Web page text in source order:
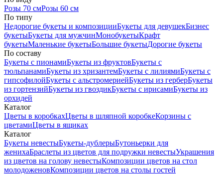
Розы 70 смРозы 60 см
По типу
Недорогие букеты и композицииБукеты для девушекБизнес
букетыБукеты для мужчинМонобукетыКрафт
букетыМаленькие букетыБольшие букетыДорогие букеты
По составу
Букеты с пионамиБукеты из фруктовБукеты с
тюльпанамиБукеты из хризантемБукеты с лилиямиБукеты с
гипсофилойБукеты с альстромериейБукеты из герберБукеты
из гортензийБукеты из гвоздикБукеты с ирисамиБукеты из
орхидей
Каталог
Цветы в коробкахЦветы в шляпной коробкеКорзины с
цветамиЦветы в ящиках
Каталог
Букеты невестыБукеты-дублерыБутоньерки для
женихаБраслеты из цветов для подружки невестыУкрашения
из цветов на голову невестыКомпозиции цветов на стол
молодоженовКомпозиции цветов на столы гостей